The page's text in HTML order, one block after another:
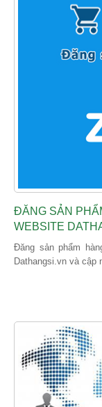
ĐĂNG SẢN
WEBSITE
Đăng sản phẩm
Dathangsi.vn và cập